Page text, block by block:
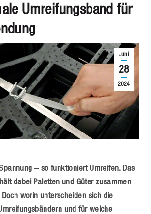
Umreifungsband für
Juni
28
2024
– so funktioniert Umreifen. Das
dabei Paletten und Güter zusammen
worin unterscheiden sich die
und für welche